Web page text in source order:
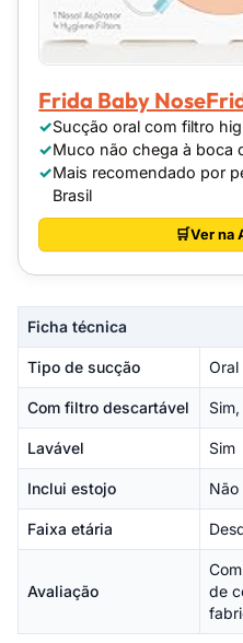
Frida Baby
Sucção oral com filtro
Muco não chega à boca
Mais recomendado por
Brasil
Ver na
Ficha técnica
Tipo de sucção Oral
Com filtro descartável
Lavável Sim
Inclui estojo Não
Faixa etária
Avaliação
de